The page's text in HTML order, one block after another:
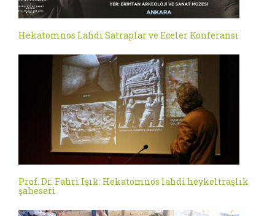
Hekatomnos Lahdi Satraplar ve Eceler Konferansı
Prof. Dr. Fahri Işık: Hekatomnos lahdi heykeltraşlık
şaheseri